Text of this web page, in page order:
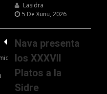
Lasidra
5 De Xunu, 2026
Nava presenta
los XXXVII
Platos a la
Sidre